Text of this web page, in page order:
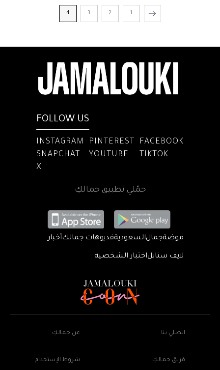
1
2
3
4
FOLLOW US
INSTAGRAM PINTEREST
FACEBOOK
SNAPCHAT
YOUTUBE
TIKTOK
X
حمّلي تطبيق جمالكِ
موضةجمالالسعوديةفديوهات جمالكأخبار
لايف ستايلاختبار الشخصية
اتصلي بنا عن جمالكِ
فريق جمالكِ شروط الإستخدام